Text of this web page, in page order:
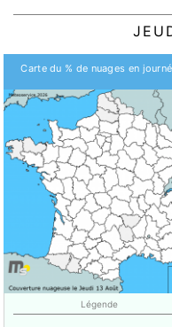
Carte du % de nuages en
Légende